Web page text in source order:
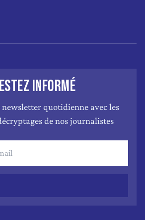
INFORMÉ
newsletter quotidienne avec les
de nos journalistes